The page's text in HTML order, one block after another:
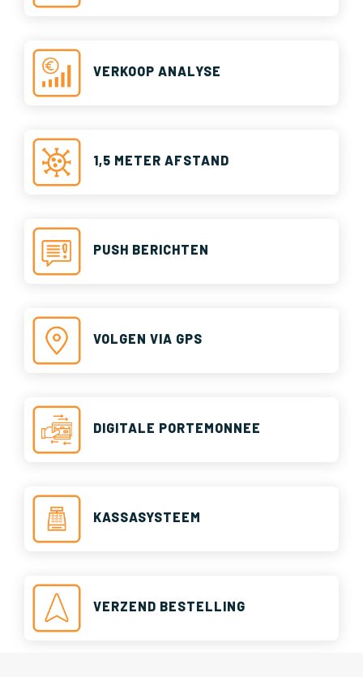
VERKOOP ANALYSE
1,5 METER AFSTAND
PUSH BERICHTEN
VOLGEN VIA GPS
DIGITALE PORTEMONNEE
KASSASYSTEEM
VERZEND BESTELLING